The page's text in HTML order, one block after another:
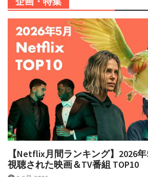
【Netflix月間ランキング】2026
視聴された映画＆TV番組 TOP10